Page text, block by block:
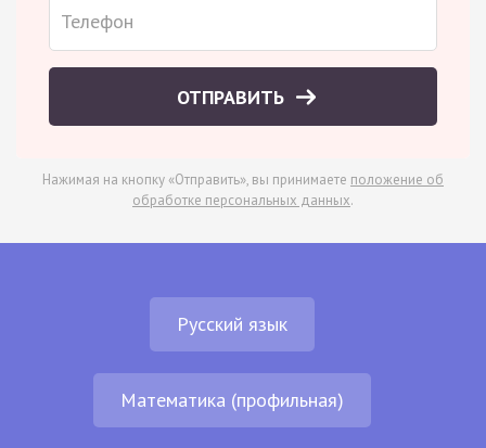
ОТПРАВИТЬ
Нажимая на кнопку «Отправить», вы принимаете положение об
обработке персональных данных.
Русский язык
Математика (профильная)